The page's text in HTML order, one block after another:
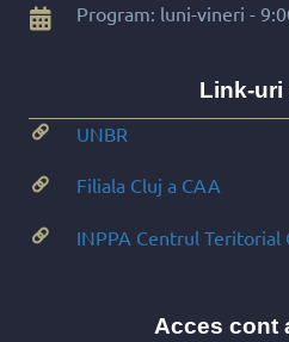
Program: luni-vineri -
Link-uri
UNBR
Filiala Cluj a CAA
INPPA Centrul Teritorial
Acces cont